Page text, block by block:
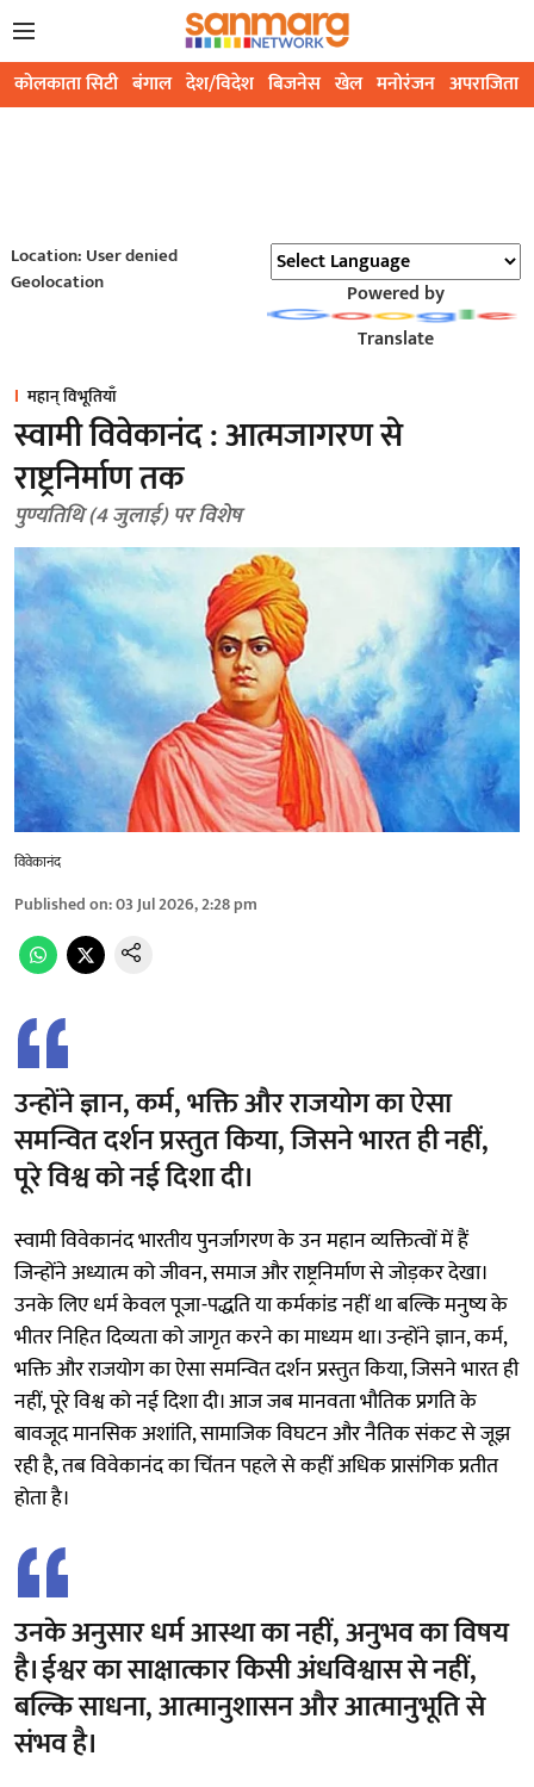
कोलकाता सिटी बंगाल देश/विदेश बिजनेस खेल मनोरंजन अपराजिता
Location: User denied
Geolocation
Powered by
Translate
महान् विभूतियाँ
स्वामी विवेकानंद : आत्मजागरण से
राष्ट्रनिर्माण तक
पुण्यतिथि (4 जुलाई) पर विशेष
विवेकानंद
Published on:03 Jul 2026, 2:28 pm
उन्होंने ज्ञान, कर्म, भक्ति और राजयोग का ऐसा
समन्वित दर्शन प्रस्तुत किया, जिसने भारत ही नहीं,
पूरे विश्व को नई दिशा दी।
स्वामी विवेकानंद भारतीय पुनर्जागरण के उन महान व्यक्तित्वों में हैं
जिन्होंने अध्यात्म को जीवन, समाज और राष्ट्रनिर्माण से जोड़कर देखा।
उनके लिए धर्म केवल पूजा-पद्धति या कर्मकांड नहीं था बल्कि मनुष्य के
भीतर निहित दिव्यता को जागृत करने का माध्यम था। उन्होंने ज्ञान, कर्म,
भक्ति और राजयोग का ऐसा समन्वित दर्शन प्रस्तुत किया, जिसने भारत ही
नहीं, पूरे विश्व को नई दिशा दी। आज जब मानवता भौतिक प्रगति के
बावजूद मानसिक अशांति, सामाजिक विघटन और नैतिक संकट से जूझ
रही है, तब विवेकानंद का चिंतन पहले से कहीं अधिक प्रासंगिक प्रतीत
होता है।
उनके अनुसार धर्म आस्था का नहीं, अनुभव का विषय
है। ईश्वर का साक्षात्कार किसी अंधविश्वास से नहीं,
बल्कि साधना, आत्मानुशासन और आत्मानुभूति से
संभव है।